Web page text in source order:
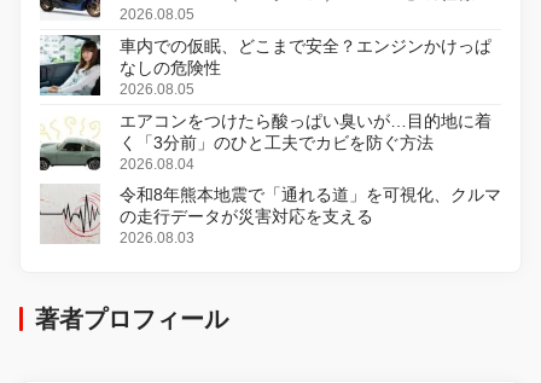
変更し、8月18日に発売
2026.08.05
車内での仮眠、どこまで安全？エンジンかけっぱ
なしの危険性
2026.08.05
エアコンをつけたら酸っぱい臭いが…目的地に着
く「3分前」のひと工夫でカビを防ぐ方法
2026.08.04
令和8年熊本地震で「通れる道」を可視化、クルマ
の走行データが災害対応を支える
2026.08.03
著者プロフィール